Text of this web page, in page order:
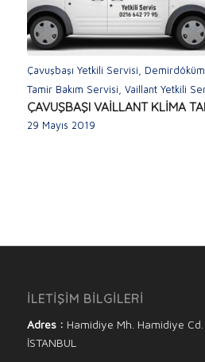
Çavuşbaşı Yetkili Servisi
Tamir Bakım Servisi Vaillant Yetkili
ÇAVUŞBAŞI VAİLLANT KLİMA
29 Mayıs 2019
İLETİŞİM BİLGİLERİ
Adres : Hamidiye Mh. Hamidiye
İSTANBUL